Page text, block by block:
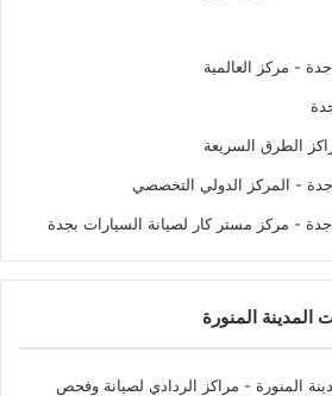
- مركز العالمية
الطرق السريعة
- المركز الدولي التخصصي
- مركز مستر كار لصيانة السيارات بجدة
المنورة
المنورة - مراكز الردادي لصيانة وفحص